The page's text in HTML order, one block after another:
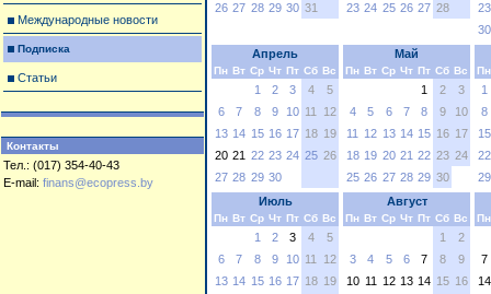
Международные новости
Подписка
Статьи
Контакты
Тел.: (017) 354-40-43
E-mail: finans@ecopress.by
26 27 28 29 30 31
23 24 25 26 27 28
23
30
Апрель
Пн Вт Ср Чт Пт Сб Вс
1 2 3 4
5
6
7 8 9 10 11
12
13 14 15 16 17 18 19
20 21 22 23 24 25 26
27 28 29 30
Май
Пн Вт Ср Чт Пт Сб Вс
1 2
3
4
5 6 7 8 9
10
11
12 13 14 15 16 17
18 19 20 21 22 23 24
25 26 27 28 29 30
Пн
1
8
15
22
29
Июль
Пн Вт Ср Чт Пт Сб Вс
1 2 3 4
5
6
7 8 9 10 11
12
13 14 15 16 17 18 19
Август
Пн Вт Ср Чт Пт Сб Вс
1
2
3
4 5 6 7 8
9
10 11 12 13 14 15 16
Пн
7
14